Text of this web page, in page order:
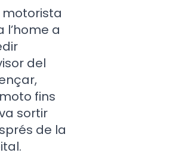
motorista
a
del
fins
sortir
de la